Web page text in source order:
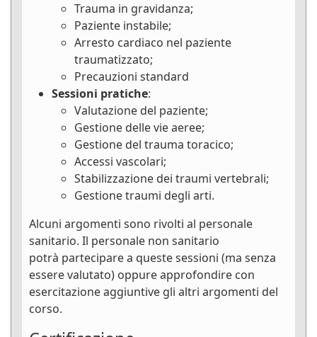
Trauma in gravidanza;
Paziente instabile;
Arresto cardiaco nel paziente
traumatizzato;
Precauzioni standard
Sessioni pratiche:
Valutazione del paziente;
Gestione delle vie aeree;
Gestione del trauma toracico;
Accessi vascolari;
Stabilizzazione dei traumi vertebrali;
Gestione traumi degli arti.
Alcuni argomenti sono rivolti al personale
sanitario. Il personale non sanitario
potrà partecipare a queste sessioni (ma senza
essere valutato) oppure approfondire con
esercitazione aggiuntive gli altri argomenti del
corso.